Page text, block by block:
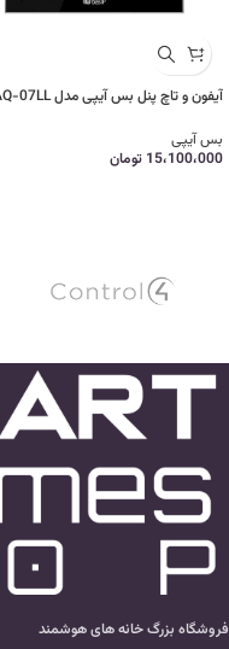
آیفون و تاچ پنل بس آیپی مدل AQ-07LL
بس آیپی
15،100،000 تومان
فروشگاه بزرگ خانه های هوشمند